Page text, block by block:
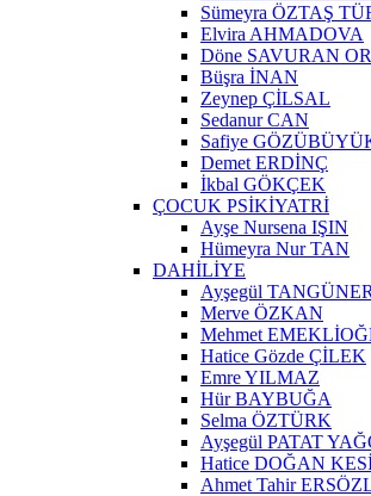
Sümeyra ÖZTAŞ
Elvira AHMADOVA
Döne SAVURAN
Büşra İNAN
Zeynep ÇİLSAL
Sedanur CAN
Safiye
Demet ERDİNÇ
İkbal GÖKÇEK
ÇOCUK PSİKİYATRİ
Ayşe Nursena IŞIN
Hümeyra Nur TAN
DAHİLİYE
Ayşegül TANGÜNER
Merve ÖZKAN
Mehmet
Hatice Gözde ÇİLEK
Emre YILMAZ
Hür BAYBUĞA
Selma ÖZTÜRK
Ayşegül PATAT
Hatice DOĞAN
Ahmet Tahir